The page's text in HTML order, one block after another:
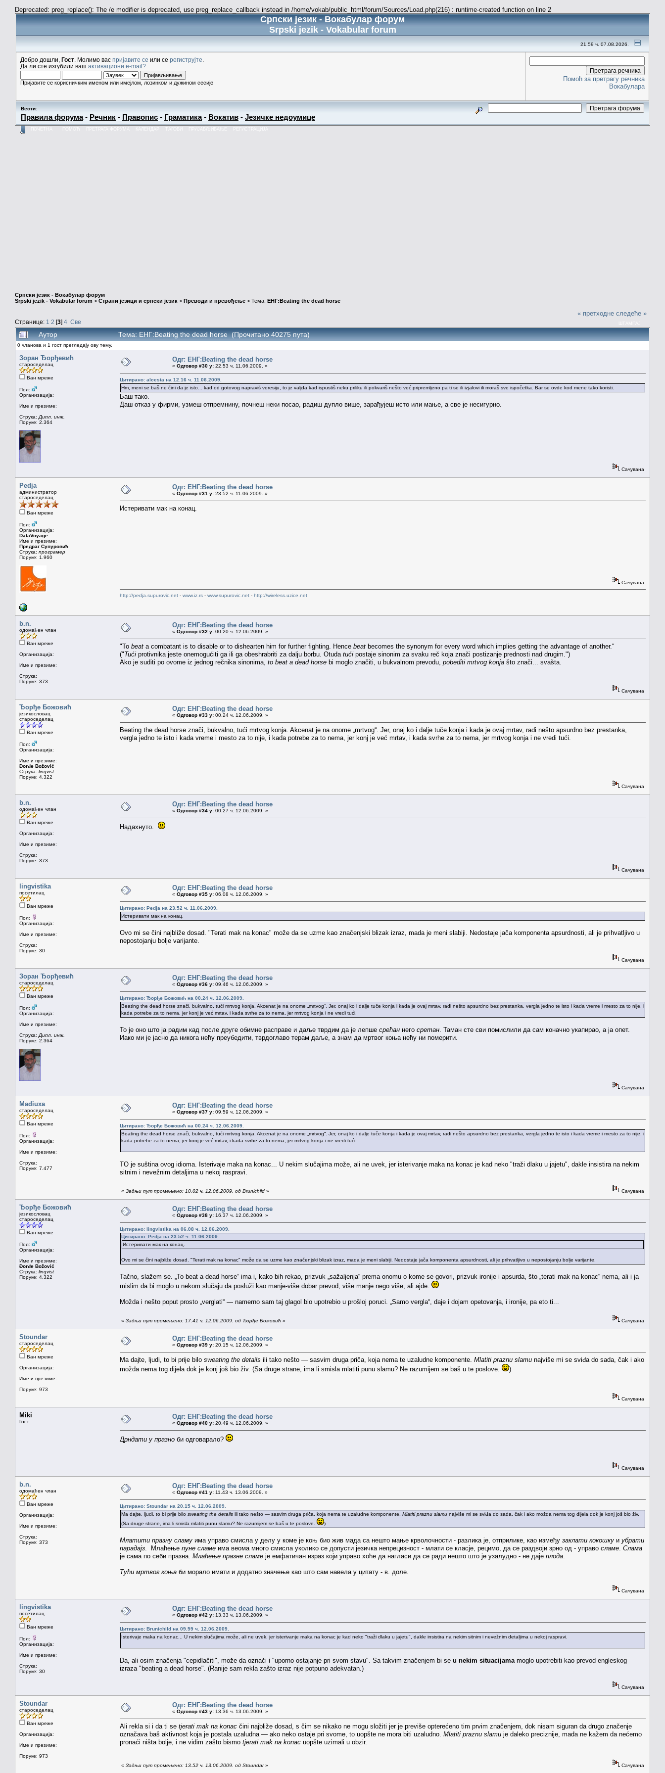
Deprecated: preg_replace(): The /e modifier is deprecated, use preg_replace_callback instead in /home/vokab/public_html/forum/Sources/Load.php(216) : runtime-created function on line 2
Српски језик - Вокабулар форум
Srpski jezik - Vokabular forum
21.59 ч. 07.08.2026.
Добро дошли, Гост . Молимо вас пријавите се или се региструјте
Да ли сте изгубили ваш активациони e-mail?
Пријавите се корисничким именом или имејлом, лозинком и дужином сесије
Помоћ за претрагу речника
Вокабулара
Вести:
Правила форума- Речник - Правопис - Граматика- Вокатив - Језичке недоумице
КАЛЕНДАР
Српски језик - Вокабулар форум
Srpski jezik - Vokabular forum > Страни језици и српски језик > Преводи и превођење > Тема: ЕНГ:Beating the dead horse
Странице: 1 2 [3] 4 Све
« претходне следеће »
Аутор Тема: ЕНГ:Beating the dead horse (Прочитано 40275 пута)
0 чланова и 1 гост прегледају ову тему.
Зоран Ђорђевић
староседелац
Ван мреже
Пол:
Организација:
Име и презиме:
Струка: Дипл. инж.
Поруке: 2.364
Одг: ЕНГ:Beating the dead horse
« Одговор #30 у: 22.53 ч. 11.06.2009. »
Цитирано: alcesta на 12.16 ч. 11.06.2009.
Hm, meni se baš ne čini da je isto... kad od gotovog napraviš veresiju, to je valjda kad ispustiš neku priliku ili pokvariš nešto već pripremljeno pa ti se ili izjalovi ili moraš sve ispočetka. Bar se ovde kod mene tako koristi.
Баш тако.
Даш отказ у фирми, узмеш отпремнину, почнеш неки посао, радиш дупло више, зарађујеш исто или мање, а све је несигурно.
Сачувана
Pedja
администратор
староседелац
Ван мреже
Пол:
Организација:
DataVoyage
Име и презиме:
Предраг Супуровић
Струка: програмер
Поруке: 1.960
Одг: ЕНГ:Beating the dead horse
« Одговор #31 у: 23.52 ч. 11.06.2009. »
Истеривати мак на конац.
Сачувана
http://pedja.supurovic.net - www.iz.rs - www.supurovic.net - http://wireless.uzice.net
b.n.
одомаћен члан
Ван мреже
Организација:
Име и презиме:
Струка:
Поруке: 373
Одг: ЕНГ:Beating the dead horse
« Одговор #32 у: 00.20 ч. 12.06.2009. »
"To beat a combatant is to disable or to dishearten him for further fighting. Hence beat becomes the synonym for every word which implies getting the advantage of another."
("Tući protivnika jeste onemogućiti ga ili ga obeshrabriti za dalju borbu. Otuda tući postaje sinonim za svaku reč koja znači postizanje prednosti nad drugim.")
Ako je suditi po ovome iz jednog rečnika sinonima, to beat a dead horse bi moglo značiti, u bukvalnom prevodu, pobediti mrtvog konja što znači... svašta.
Сачувана
Ђорђе Божовић
језикословац
староседелац
Ван мреже
Пол:
Организација:
Име и презиме:
Đorđe Božović
Струка: lingvist
Поруке: 4.322
Одг: ЕНГ:Beating the dead horse
« Одговор #33 у: 00.24 ч. 12.06.2009. »
Beating the dead horse znači, bukvalno, tući mrtvog konja. Akcenat je na onome „mrtvog“. Jer, onaj ko i dalje tuče konja i kada je ovaj mrtav, radi nešto apsurdno bez prestanka,
vergla jedno te isto i kada vreme i mesto za to nije, i kada potrebe za to nema, jer konj je već mrtav, i kada svrhe za to nema, jer mrtvog konja i ne vredi tući.
Сачувана
b.n.
одомаћен члан
Ван мреже
Организација:
Име и презиме:
Струка:
Поруке: 373
Одг: ЕНГ:Beating the dead horse
« Одговор #34 у: 00.27 ч. 12.06.2009. »
Надахнуто.
Сачувана
lingvistika
посетилац
Ван мреже
Пол:
Организација:
Име и презиме:
Струка:
Поруке: 30
Одг: ЕНГ:Beating the dead horse
« Одговор #35 у: 06.08 ч. 12.06.2009. »
Цитирано: Pedja на 23.52 ч. 11.06.2009.
Истеривати мак на конац.
Ovo mi se čini najbliže dosad. "Terati mak na konac" može da se uzme kao značenjski blizak izraz, mada je meni slabiji. Nedostaje jača komponenta apsurdnosti, ali je prihvatljivo u
nepostojanju bolje varijante.
Сачувана
Зоран Ђорђевић
староседелац
Ван мреже
Пол:
Организација:
Име и презиме:
Струка: Дипл. инж.
Поруке: 2.364
Одг: ЕНГ:Beating the dead horse
« Одговор #36 у: 09.46 ч. 12.06.2009. »
Цитирано: Ђорђе Божовић на 00.24 ч. 12.06.2009.
Beating the dead horse znači, bukvalno, tući mrtvog konja. Akcenat je na onome „mrtvog“. Jer, onaj ko i dalje tuče konja i kada je ovaj mrtav, radi nešto apsurdno bez prestanka, vergla jedno te isto i kada vreme i mesto za to nije, i
kada potrebe za to nema, jer konj je već mrtav, i kada svrhe za to nema, jer mrtvog konja i ne vredi tući.
То је оно што ја радим кад после друге обимне расправе и даље тврдим да је лепше срећан него сретан . Таман сте сви помислили да сам коначно укапирао, а ја опет.
Иако ми је јасно да никога нећу преубедити, тврдоглаво терам даље, а знам да мртвог коња нећу ни померити.
Сачувана
Madiuxa
староседелац
Ван мреже
Пол:
Организација:
Име и презиме:
Струка:
Поруке: 7.477
Одг: ЕНГ:Beating the dead horse
« Одговор #37 у: 09.59 ч. 12.06.2009. »
Цитирано: Ђорђе Божовић на 00.24 ч. 12.06.2009.
Beating the dead horse znači, bukvalno, tući mrtvog konja. Akcenat je na onome „mrtvog“. Jer, onaj ko i dalje tuče konja i kada je ovaj mrtav, radi nešto apsurdno bez prestanka, vergla jedno te isto i kada vreme i mesto za to nije, i
kada potrebe za to nema, jer konj je već mrtav, i kada svrhe za to nema, jer mrtvog konja i ne vredi tući.
TO je suština ovog idioma. Isterivaje maka na konac... U nekim slučajima može, ali ne uvek, jer isterivanje maka na konac je kad neko "traži dlaku u jajetu", dakle insistira na nekim
sitnim i nevežnim detaljima u nekoj raspravi.
« Задњи пут промењено: 10.02 ч. 12.06.2009. од Brunichild » Сачувана
Ђорђе Божовић
језикословац
староседелац
Ван мреже
Пол:
Организација:
Име и презиме:
Đorđe Božović
Струка: lingvist
Поруке: 4.322
Одг: ЕНГ:Beating the dead horse
« Одговор #38 у: 16.37 ч. 12.06.2009. »
Цитирано: lingvistika на 06.08 ч. 12.06.2009.
Цитирано: Pedja на 23.52 ч. 11.06.2009.
Истеривати мак на конац.
Ovo mi se čini najbliže dosad. "Terati mak na konac" može da se uzme kao značenjski blizak izraz, mada je meni slabiji. Nedostaje jača komponenta apsurdnosti, ali je prihvatljivo u nepostojanju bolje varijante.
Tačno, slažem se. „To beat a dead horse“ ima i, kako bih rekao, prizvuk „sažaljenja“ prema onomu o kome se govori, prizvuk ironije i apsurda, što „terati mak na konac“ nema, ali i ja
mislim da bi moglo u nekom slučaju da posluži kao manje-više dobar prevod, više manje nego više, ali ajde.
Možda i nešto poput prosto „verglati“ — namerno sam taj glagol bio upotrebio u prošloj poruci. „Samo vergla“, daje i dojam opetovanja, i ironije, pa eto ti...
« Задњи пут промењено: 17.41 ч. 12.06.2009. од Ђорђе Божовић » Сачувана
Stoundar
староседелац
Ван мреже
Организација:
Име и презиме:
Поруке: 973
Одг: ЕНГ:Beating the dead horse
« Одговор #39 у: 20.15 ч. 12.06.2009. »
Ma dajte, ljudi, to bi prije bilo sweating the details ili tako nešto — sasvim druga priča, koja nema te uzaludne komponente. Mlatiti praznu slamu najviše mi se sviđa do sada, čak i ako
možda nema tog dijela dok je konj još bio živ. (Sa druge strane, ima li smisla mlatiti punu slamu? Ne razumijem se baš u te poslove.
)
Сачувана
Miki
Гост
Одг: ЕНГ:Beating the dead horse
« Одговор #40 у: 20.49 ч. 12.06.2009. »
Дрндати у празно би одговарало?
Сачувана
b.n.
одомаћен члан
Ван мреже
Организација:
Име и презиме:
Струка:
Поруке: 373
Одг: ЕНГ:Beating the dead horse
« Одговор #41 у: 11.43 ч. 13.06.2009. »
Цитирано: Stoundar на 20.15 ч. 12.06.2009.
Ma dajte, ljudi, to bi prije bilo sweating the details ili tako nešto — sasvim druga priča, koja nema te uzaludne komponente. Mlatiti praznu slamu najviše mi se sviđa do sada, čak i ako možda nema tog dijela dok je konj još bio živ.
(Sa druge strane, ima li smisla mlatiti punu slamu? Ne razumijem se baš u te poslove.
)
Млатити празну сламу има управо смисла у делу у коме је коњ био жив мада са нешто мање крволочности - разлика је, отприлике, као између заклати кокошку и убрати
парадајз . Млаћење пуне сламе има веома много смисла уколико се допусти језичка непрецизност - млати се класје, рецимо, да се раздвоји зрно од - управо сламе Слама
је сама по себи празна. Млаћење празне сламе је емфатичан израз који управо хоће да нагласи да се ради нешто што је узалудно - не даје плода
Тући мртвог коња би морало имати и додатно значење као што сам навела у цитату - в. доле.
Сачувана
lingvistika
посетилац
Ван мреже
Пол:
Организација:
Име и презиме:
Струка:
Поруке: 30
Одг: ЕНГ:Beating the dead horse
« Одговор #42 у: 13.33 ч. 13.06.2009. »
Цитирано: Brunichild на 09.59 ч. 12.06.2009.
Isterivaje maka na konac... U nekim slučajima može, ali ne uvek, jer isterivanje maka na konac je kad neko "traži dlaku u jajetu", dakle insistira na nekim sitnim i nevežnim detaljima u nekoj raspravi.
Da, ali osim značenja "cepidlačiti", može da označi i "uporno ostajanje pri svom stavu". Sa takvim značenjem bi se u nekim situacijama moglo upotrebiti kao prevod engleskog
izraza "beating a dead horse". (Ranije sam rekla zašto izraz nije potpuno adekvatan.)
Сачувана
Stoundar
староседелац
Ван мреже
Организација:
Име и презиме:
Поруке: 973
Одг: ЕНГ:Beating the dead horse
« Одговор #43 у: 13.36 ч. 13.06.2009. »
Ali rekla si i da ti se tjerati mak na konac čini najbliže dosad, s čim se nikako ne mogu složiti jer je previše opterećeno tim prvim značenjem, dok nisam siguran da drugo značenje
označava baš aktivnost koja je postala uzaludna — ako neko ostaje pri svome, to uopšte ne mora biti uzaludno. Mlatiti praznu slamu je daleko preciznije, mada ne kažem da nećemo
pronaći ništa bolje, i ne vidim zašto bismo tjerati mak na konac uopšte uzimali u obzir.
« Задњи пут промењено: 13.52 ч. 13.06.2009. од Stoundar» Сачувана